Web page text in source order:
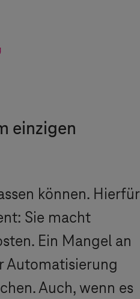
einzigen
können. Hierfür
Sie macht
Ein Mangel an
Automatisierung
Auch, wenn es